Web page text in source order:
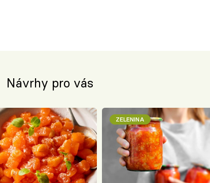
Návrhy pro vás
ZELENINA